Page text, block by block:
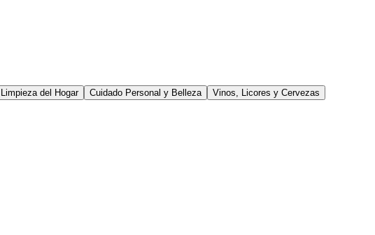
Limpieza del Hogar Cuidado Personal y Belleza
Vinos, Licores y Cervezas